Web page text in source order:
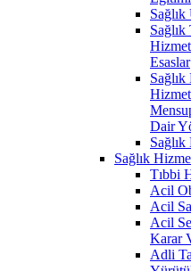
Sağlık
Esaslar
Dair
Sağlık
Tıbbi
Acil
Acil
Acil
Karar
Adli